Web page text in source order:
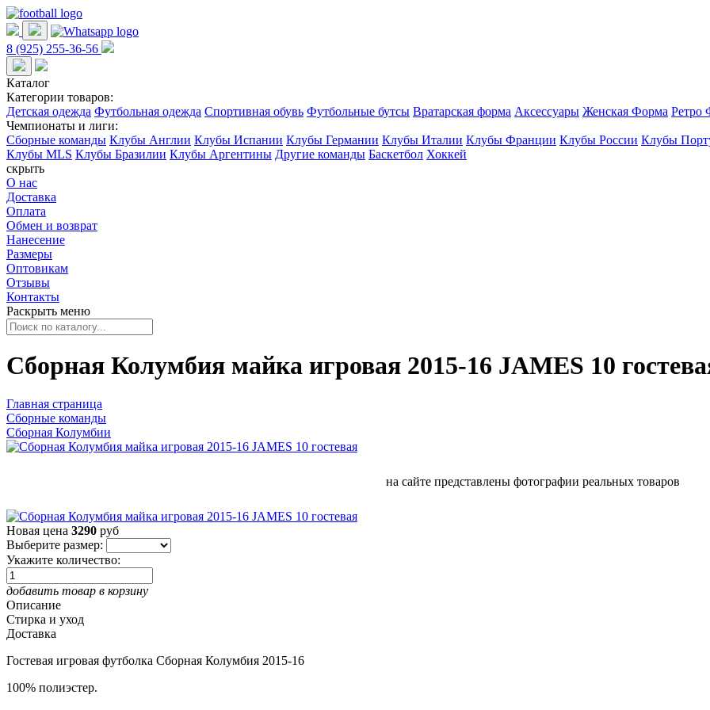
8 (925) 255-36-56
Каталог
Категории товаров:
Детская одежда Футбольная одежда Спортивная обувь Футбольные бутсы Вратарская форма Аксессуары Женская Форма Ретро
Чемпионаты и лиги:
Сборные команды Клубы Англии Клубы Испании Клубы Германии Клубы Италии Клубы Франции Клубы России Клубы
Клубы MLS Клубы Бразилии Клубы Аргентины Другие команды Баскетбол Хоккей
скрыть
О нас
Доставка
Оплата
Обмен и возврат
Нанесение
Размеры
Оптовикам
Отзывы
Контакты
Раскрыть меню
Сборная Колумбия майка игровая 2015-16 JAMES 10
Главная страница
Сборные команды
Сборная Колумбии
на сайте представлены фотографии реальных товаров
Новая цена 3290 руб
Выберите размер:
Укажите количество:
добавить товар в корзину
Описание
Стирка и уход
Доставка
Гостевая игровая футболка Сборная Колумбия 2015-16
100% полиэстер.